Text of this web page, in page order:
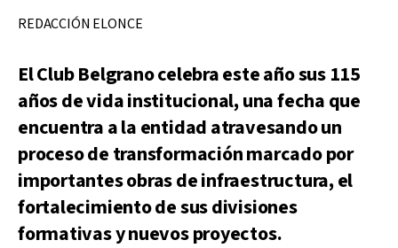
REDACCIÓN ELONCE
El Club Belgrano celebra este año sus 115
años de vida institucional, una fecha que
encuentra a la entidad atravesando un
proceso de transformación marcado por
importantes obras de infraestructura, el
fortalecimiento de sus divisiones
formativas y nuevos proyectos.